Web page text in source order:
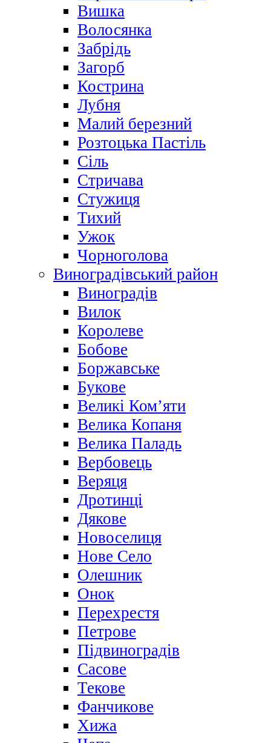
Вишка
Волосянка
Забрідь
Загорб
Кострина
Лубня
Малий березний
Розтоцька Пастіль
Сіль
Стричава
Стужиця
Тихий
Ужок
Чорноголова
Виноградівський район
Виноградів
Вилок
Королеве
Бобове
Боржавське
Букове
Великі Ком’яти
Велика Копаня
Велика Паладь
Вербовець
Веряця
Дротинці
Дякове
Новоселиця
Нове Село
Олешник
Онок
Перехрестя
Петрове
Підвиноградів
Сасове
Текове
Фанчикове
Хижа